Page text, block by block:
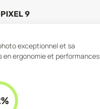
PIXEL 9
exceptionnel et sa
en ergonomie et performances
%